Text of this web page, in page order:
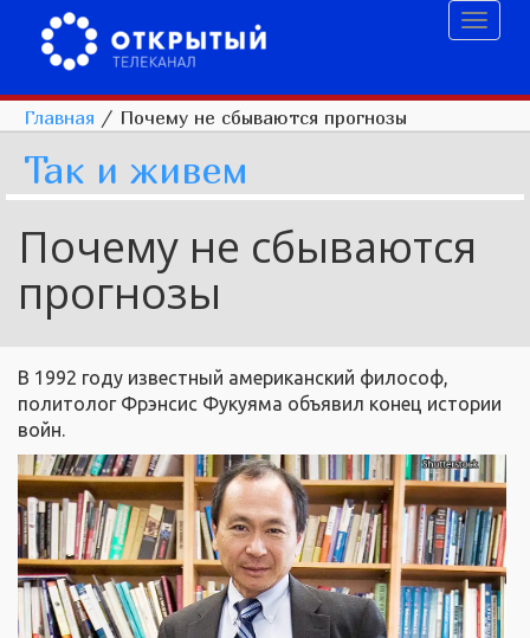
Главная / Почему не сбываются прогнозы
Так и живем
Почему не сбываются
прогнозы
В 1992 году известный американский философ,
политолог Фрэнсис Фукуяма объявил конец истории
войн.